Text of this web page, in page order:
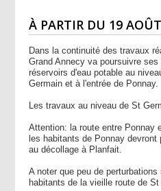
À PARTIR DU 19
Dans la continuité des travaux
Grand Annecy va poursuivre
réservoirs d'eau potable au
Germain et à l'entrée de Ponnay.
Les travaux au niveau de St
Attention: la route entre Ponnay
les habitants de Ponnay
au décollage à Planfait.
A noter que peu de
habitants de la vieille route de St